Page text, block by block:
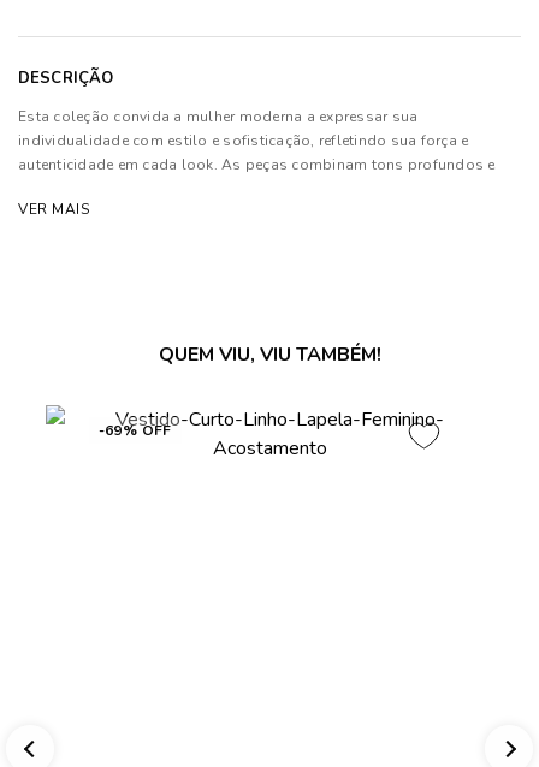
DESCRIÇÃO
Esta coleção convida a mulher moderna a expressar sua
individualidade com estilo e sofisticação, refletindo sua força e
autenticidade em cada look. As peças combinam tons profundos e
estratégicas que proporcionam conforto e elegância.
podem sofrer mudanças de tonalidade, em decorrência do uso do
VER MAIS
QUEM VIU, VIU TAMBÉM!
-69% OFF